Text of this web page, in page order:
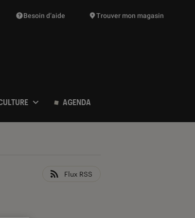
suggestions de produits vont vous être proposées
Besoin d’aide Trouver mon magasin
AGENDA
Flux RSS